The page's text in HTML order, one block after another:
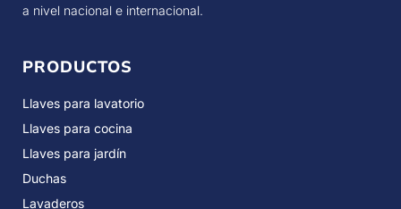
a nivel nacional e internacional.
PRODUCTOS
Llaves para lavatorio
Llaves para cocina
Llaves para jardín
Duchas
Lavaderos